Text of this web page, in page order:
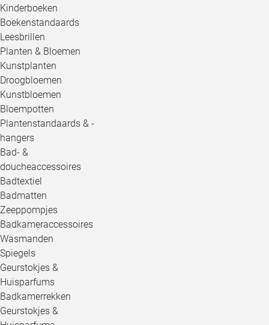
Kinderboeken
Boekenstandaards
Leesbrillen
Planten & Bloemen
Kunstplanten
Droogbloemen
Kunstbloemen
Bloempotten
Plantenstandaards & -
hangers
Bad- &
doucheaccessoires
Badtextiel
Badmatten
Zeeppompjes
Badkameraccessoires
Wasmanden
Spiegels
Geurstokjes &
Huisparfums
Badkamerrekken
Geurstokjes &